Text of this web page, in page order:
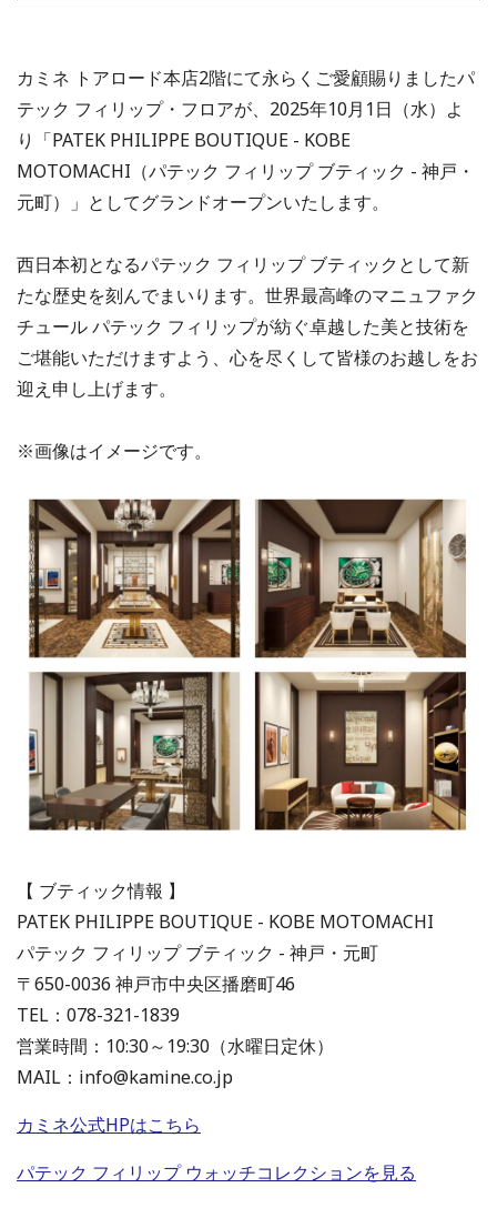
カミネ トアロード本店2階にて永らくご愛顧賜りましたパ
テック フィリップ・フロアが、2025年10月1日（水）よ
り「PATEK PHILIPPE BOUTIQUE - KOBE
MOTOMACHI（パテック フィリップ ブティック - 神戸・
元町）」としてグランドオープンいたします。
西日本初となるパテック フィリップ ブティックとして新
たな歴史を刻んでまいります。世界最高峰のマニュファク
チュール パテック フィリップが紡ぐ卓越した美と技術を
ご堪能いただけますよう、心を尽くして皆様のお越しをお
迎え申し上げます。
※画像はイメージです。
【 ブティック情報 】
PATEK PHILIPPE BOUTIQUE - KOBE MOTOMACHI
パテック フィリップ ブティック - 神戸・元町
〒650-0036 神戸市中央区播磨町46
TEL：078-321-1839
営業時間：10:30～19:30（水曜日定休）
MAIL：info@kamine.co.jp
カミネ公式HPはこちら
パテック フィリップ ウォッチコレクションを見る